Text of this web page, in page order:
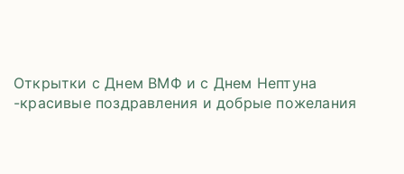
Открытки с Днем ВМФ и с Днем Нептуна
-красивые поздравления и добрые пожелания